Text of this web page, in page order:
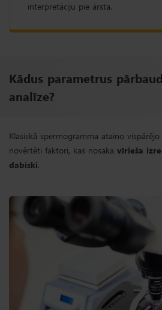
interpretāciju pie ārsta.
Kādus parametrus
analīze?
Klasiskā spermogramma ataino
novērtēti faktori, kas nosaka vīrieša
dabiski.